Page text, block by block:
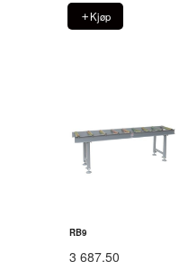
Kjøp
RB9
3 687,50